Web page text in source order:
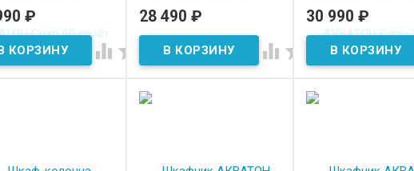
галька серая
наличии
₽
 
cлэйт, галька серая
В наличии
28 490₽
 
cлэйт, галька
В наличии
30 990 ₽